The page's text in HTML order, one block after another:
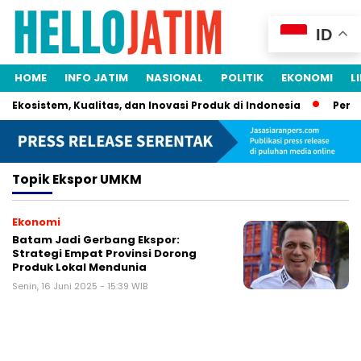
HOME INFO JATIM NASIONAL POLITIK EKONOMI
Ekosistem, Kualitas, dan Inovasi Produk di Indonesia
TopikEkspor UMKM
Ekonomi
Batam Jadi Gerbang Ekspor:
Strategi Empat Provinsi Dorong
Produk Lokal Mendunia
Senin, 16 Juni 2025 - 15:39 WIB
ID